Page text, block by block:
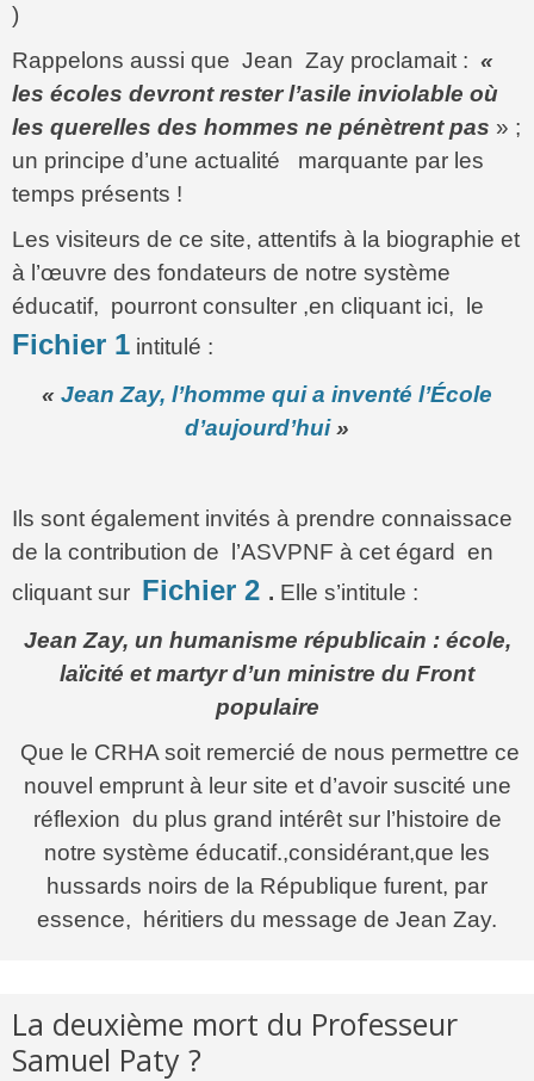
)
Rappelons aussi que Jean Zay proclamait : «
les écoles devront rester l’asile inviolable où
les querelles des hommes ne pénètrent pas » ;
un principe d’une actualité marquante par les
temps présents !
Les visiteurs de ce site, attentifs à la biographie et
à l’œuvre des fondateurs de notre système
éducatif, pourront consulter ,en cliquant ici, le
Fichier 1 intitulé :
« Jean Zay, l’homme qui a inventé l’École
d’aujourd’hui»
Ils sont également invités à prendre connaissace
de la contribution de l’ASVPNF à cet égard en
cliquant sur Fichier 2 . Elle s’intitule :
Jean Zay, un humanisme républicain : école,
laïcité et martyr d’un ministre du Front
populaire
Que le CRHA soit remercié de nous permettre ce
nouvel emprunt à leur site et d’avoir suscité une
réflexion du plus grand intérêt sur l’histoire de
notre système éducatif.,considérant,que les
hussards noirs de la République furent, par
essence, héritiers du message de Jean Zay.
La deuxième mort du Professeur
Samuel Paty ?